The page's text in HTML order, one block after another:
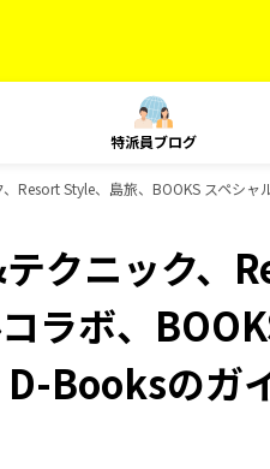
特派員ブログ
Resort Style、島旅、BOOKS スペシ
クニック、
ラボ、
Booksのガ